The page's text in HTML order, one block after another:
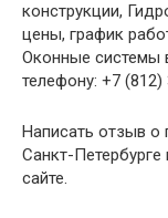
конструкции,
цены, график
Оконные системы
телефону: +7 (812)
Написать отзыв о
Санкт-
сайте.